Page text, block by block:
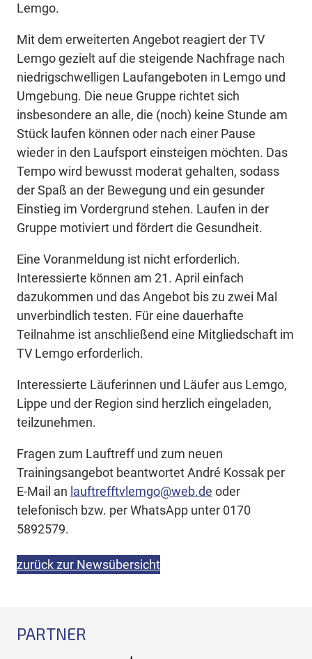
Lemgo.
Mit dem erweiterten Angebot reagiert der TV
Lemgo gezielt auf die steigende Nachfrage nach
niedrigschwelligen Laufangeboten in Lemgo und
Umgebung. Die neue Gruppe richtet sich
insbesondere an alle, die (noch) keine Stunde am
Stück laufen können oder nach einer Pause
wieder in den Laufsport einsteigen möchten. Das
Tempo wird bewusst moderat gehalten, sodass
der Spaß an der Bewegung und ein gesunder
Einstieg im Vordergrund stehen. Laufen in der
Gruppe motiviert und fördert die Gesundheit.
Eine Voranmeldung ist nicht erforderlich.
Interessierte können am 21. April einfach
dazukommen und das Angebot bis zu zwei Mal
unverbindlich testen. Für eine dauerhafte
Teilnahme ist anschließend eine Mitgliedschaft im
TV Lemgo erforderlich.
Interessierte Läuferinnen und Läufer aus Lemgo,
Lippe und der Region sind herzlich eingeladen,
teilzunehmen.
Fragen zum Lauftreff und zum neuen
Trainingsangebot beantwortet André Kossak per
E-Mail an lauftrefftvlemgo@web.de oder
telefonisch bzw. per WhatsApp unter 0170
5892579.
zurück zur Newsübersicht
PARTNER